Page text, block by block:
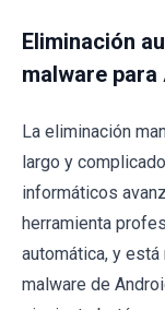
Eliminación
malware para
La eliminación
largo y
informáticos
herramienta
automática, y
malware de